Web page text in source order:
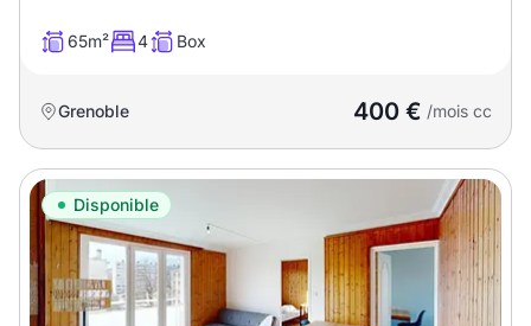
65m² 4 Box
Grenoble 400 € /mois cc
Disponible